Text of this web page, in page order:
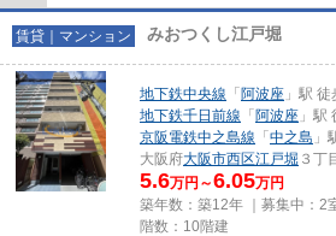
賃貸｜マンション みおつくし江戸堀
地下鉄中央線 「 阿波座 」駅
地下鉄千日前線 「 阿波座 」駅
京阪電鉄中之島線 「 中之島 」
大阪府大阪市西区江戸堀 ３丁
5.6万円～6.05万円
築年数：築12年 ｜募集中： 2
階数：10階建